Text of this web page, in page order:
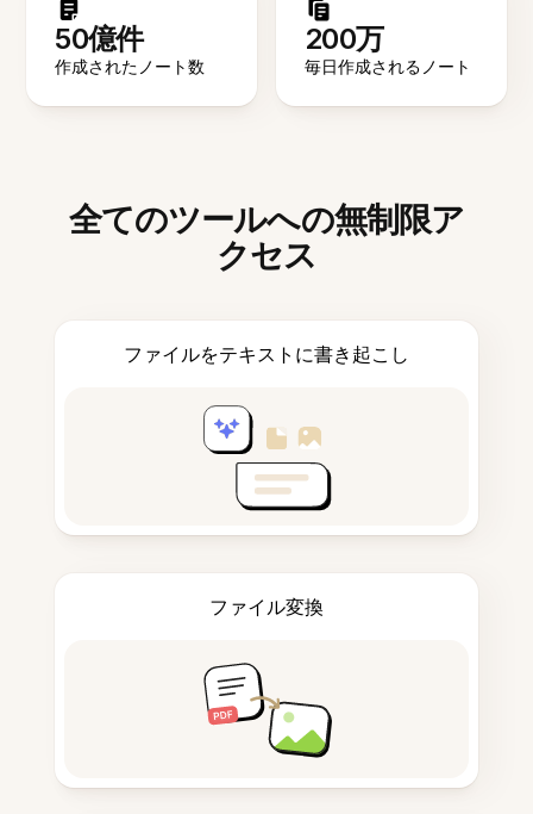
50億件
作成されたノート数
200万
毎日作成されるノート
全てのツールへの無制限ア
クセス
ファイルをテキストに書き起こし
ファイル変換